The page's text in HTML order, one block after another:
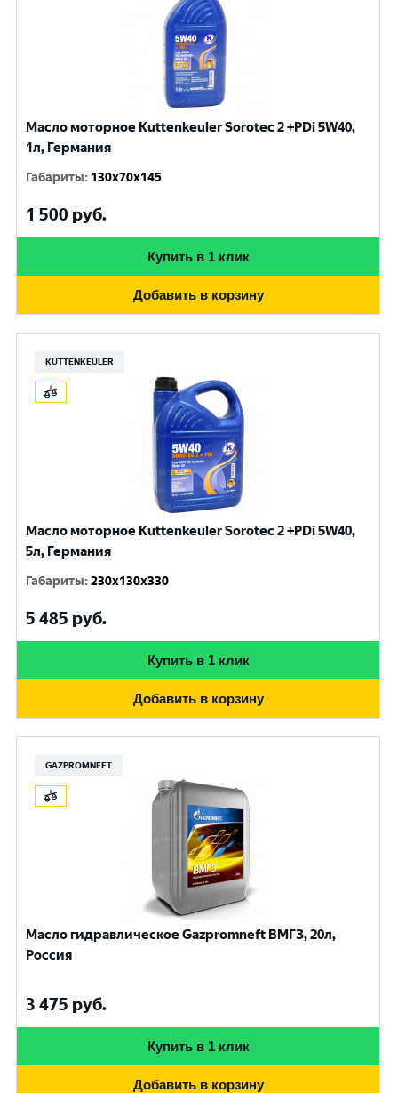
Масло моторное Kuttenkeuler Sorotec 2 +PDi 5W40,
1л, Германия
Габариты: 130x70x145
1 500 руб.
Купить в 1 клик
Добавить в корзину
KUTTENKEULER
Масло моторное Kuttenkeuler Sorotec 2 +PDi 5W40,
5л, Германия
Габариты:230x130x330
5 485 руб.
Купить в 1 клик
Добавить в корзину
GAZPROMNEFT
Масло гидравлическое Gazpromneft ВМГЗ, 20л,
Россия
3 475 руб.
Купить в 1 клик
Добавить в корзину